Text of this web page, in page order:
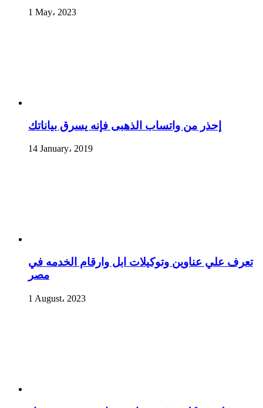
1 May، 2023
إحذر من واتساب الذهبى فإنه يسرق بياناتك
14 January، 2019
تعرف علي عناوين وتوكيلات ابل وارقام الخدمه في
مصر
1 August، 2023